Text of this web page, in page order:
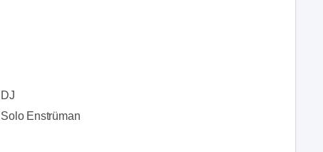
DJ
Solo Enstrüman